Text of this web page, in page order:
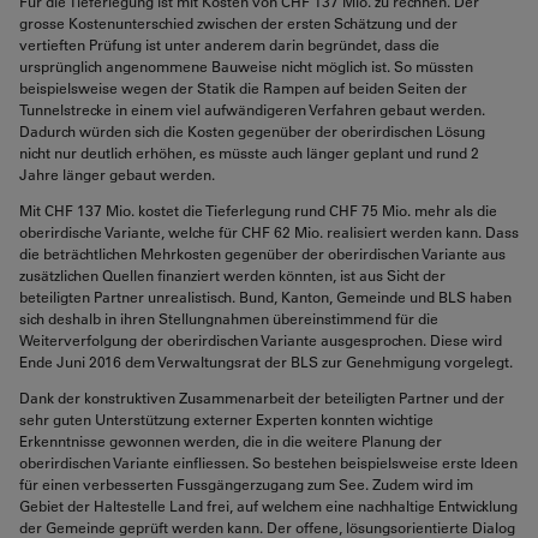
grosse Kostenunterschied zwischen der ersten Schätzung und der
vertieften Prüfung ist unter anderem darin begründet, dass die
ursprünglich angenommene Bauweise nicht möglich ist. So müssten
beispielsweise wegen der Statik die Rampen auf beiden Seiten der
Tunnelstrecke in einem viel aufwändigeren Verfahren gebaut werden.
Dadurch würden sich die Kosten gegenüber der oberirdischen Lösung
nicht nur deutlich erhöhen, es müsste auch länger geplant und rund 2
Jahre länger gebaut werden.
Mit CHF 137 Mio. kostet die Tieferlegung rund CHF 75 Mio. mehr als die
oberirdische Variante, welche für CHF 62 Mio. realisiert werden kann. Dass
die beträchtlichen Mehrkosten gegenüber der oberirdischen Variante aus
zusätzlichen Quellen finanziert werden könnten, ist aus Sicht der
beteiligten Partner unrealistisch. Bund, Kanton, Gemeinde und BLS haben
sich deshalb in ihren Stellungnahmen übereinstimmend für die
Weiterverfolgung der oberirdischen Variante ausgesprochen. Diese wird
Ende Juni 2016 dem Verwaltungsrat der BLS zur Genehmigung vorgelegt.
Dank der konstruktiven Zusammenarbeit der beteiligten Partner und der
sehr guten Unterstützung externer Experten konnten wichtige
Erkenntnisse gewonnen werden, die in die weitere Planung der
oberirdischen Variante einfliessen. So bestehen beispielsweise erste Ideen
für einen verbesserten Fussgängerzugang zum See. Zudem wird im
Gebiet der Haltestelle Land frei, auf welchem eine nachhaltige Entwicklung
der Gemeinde geprüft werden kann. Der offene, lösungsorientierte Dialog